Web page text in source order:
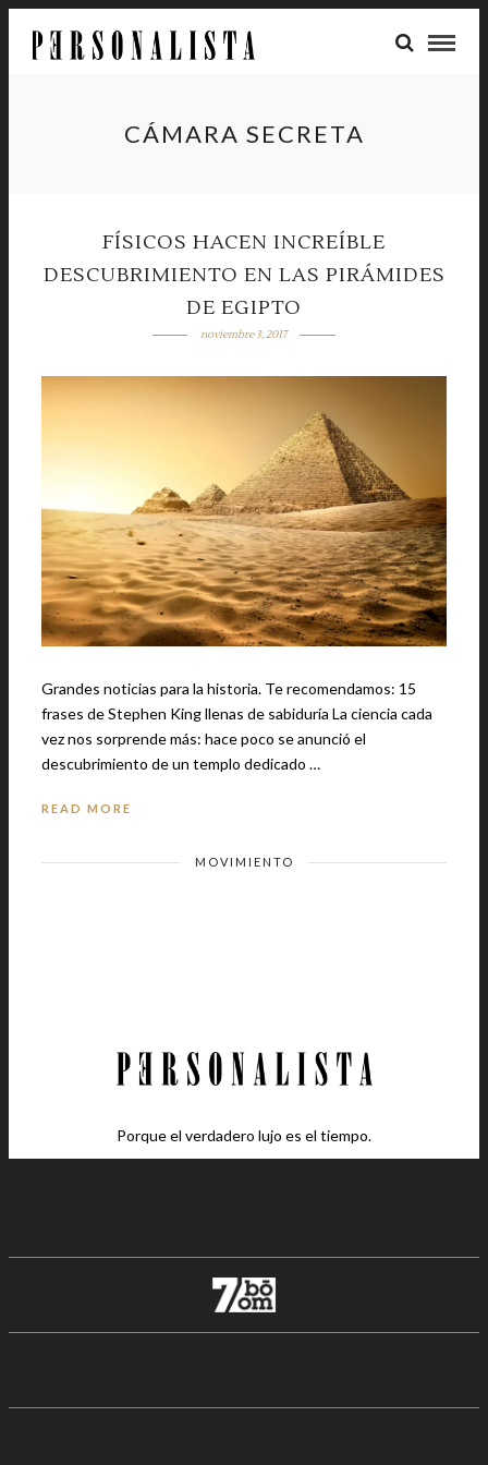
CÁMARA SECRETA
FÍSICOS HACEN INCREÍBLE
DESCUBRIMIENTO EN LAS PIRÁMIDES
DE EGIPTO
noviembre 3, 2017
Grandes noticias para la historia. Te recomendamos: 15
frases de Stephen King llenas de sabiduría La ciencia cada
vez nos sorprende más: hace poco se anunció el
descubrimiento de un templo dedicado …
READ MORE
MOVIMIENTO
Porque el verdadero lujo es el tiempo.